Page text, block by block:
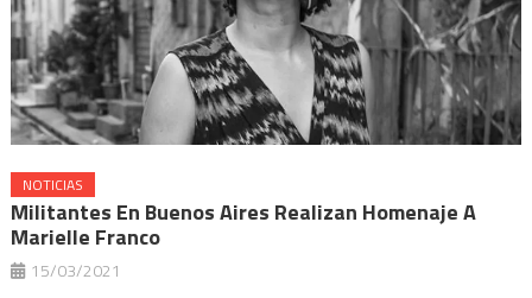
NOTICIAS
Militantes En Buenos Aires Realizan Homenaje A
Marielle Franco
15/03/2021